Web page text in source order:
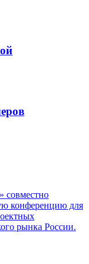
совместно
конференцию для
рынка России.